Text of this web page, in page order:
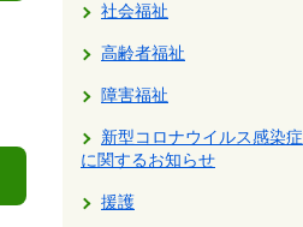
社会福祉
高齢者福祉
障害福祉
新型コロナウイルス感染症
に関するお知らせ
援護